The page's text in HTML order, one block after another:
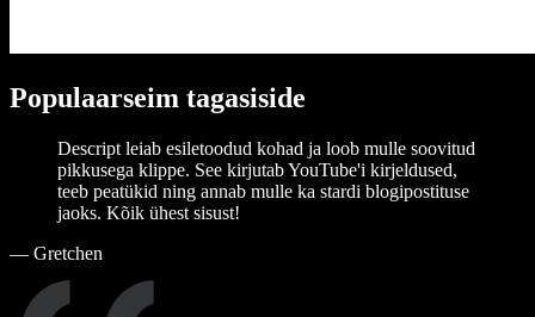
Populaarseim tagasiside
Descript leiab esiletoodud kohad ja loob mulle soovitud
pikkusega klippe. See kirjutab YouTube'i kirjeldused,
teeb peatükid ning annab mulle ka stardi blogipostituse
jaoks. Kõik ühest sisust!
— Gretchen